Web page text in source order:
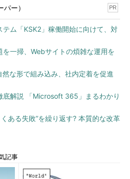
ション-lを付けて実行
がずらずらと表示された（赤線部
みを抽出しよう。
ー） PR
テム「KSK2」稼働開始に向けて、対
一掃、Webサイトの煩雑な運用を
な形で組み込み、社内定着を促進
底解説 「Microsoft 365」まるわかり
ある失敗”を繰り返す? 本質的な改革
記事